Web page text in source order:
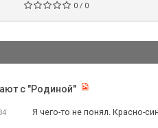
0 / 0
с "Родиной"
Я чего-то не понял. Красно-